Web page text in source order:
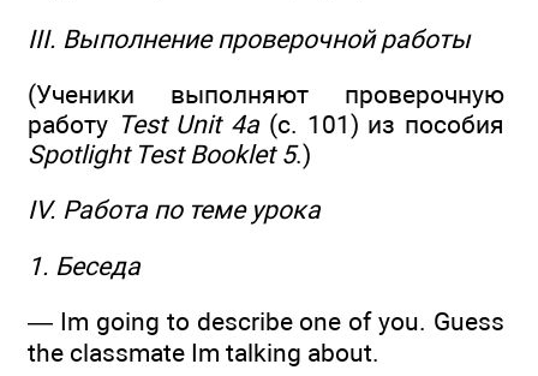
III. Выполнение проверочной работы
(Ученики выполняют проверочную
работу Test Unit 4а (с. 101) из пособия
Spotlight Test Booklet 5.)
IV. Работа по теме урока
1. Беседа
— Im going to describe one of you. Guess
the classmate Im talking about.